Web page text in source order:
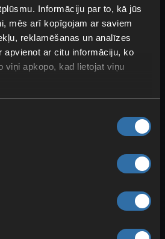
Informāciju par to, kā jūs
mēs arī kopīgojam ar saviem
reklamēšanas un analīzes
apvienot ar citu informāciju, ko
viņi apkopo, kad lietojat viņu
lai papildinātu savu